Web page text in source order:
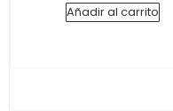
Añadir al carrito